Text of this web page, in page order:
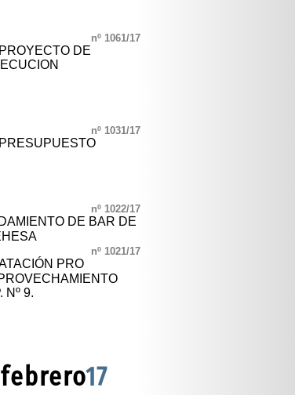
nº 1061/17
DE
nº 1031/17
nº 1022/17
DE BAR DE
nº 1021/17
PRO
Nº 9.
febrero17